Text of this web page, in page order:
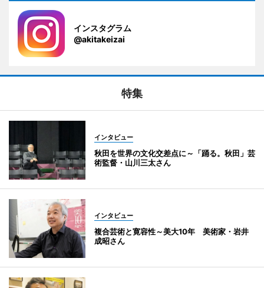
インスタグラム
@akitakeizai
特集
インタビュー
秋田を世界の文化交差点に～「踊る。秋田」芸
術監督・山川三太さん
インタビュー
複合芸術と寛容性～美大10年 美術家・岩井
成昭さん